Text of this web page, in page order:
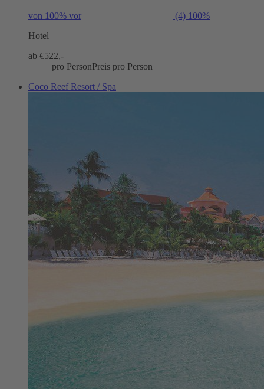
von 100% vor (4) 100%
Hotel
ab €522,-
pro PersonPreis pro Person
Coco Reef Resort / Spa